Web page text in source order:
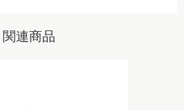
関連商品